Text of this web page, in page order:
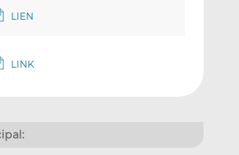
LIEN
LINK